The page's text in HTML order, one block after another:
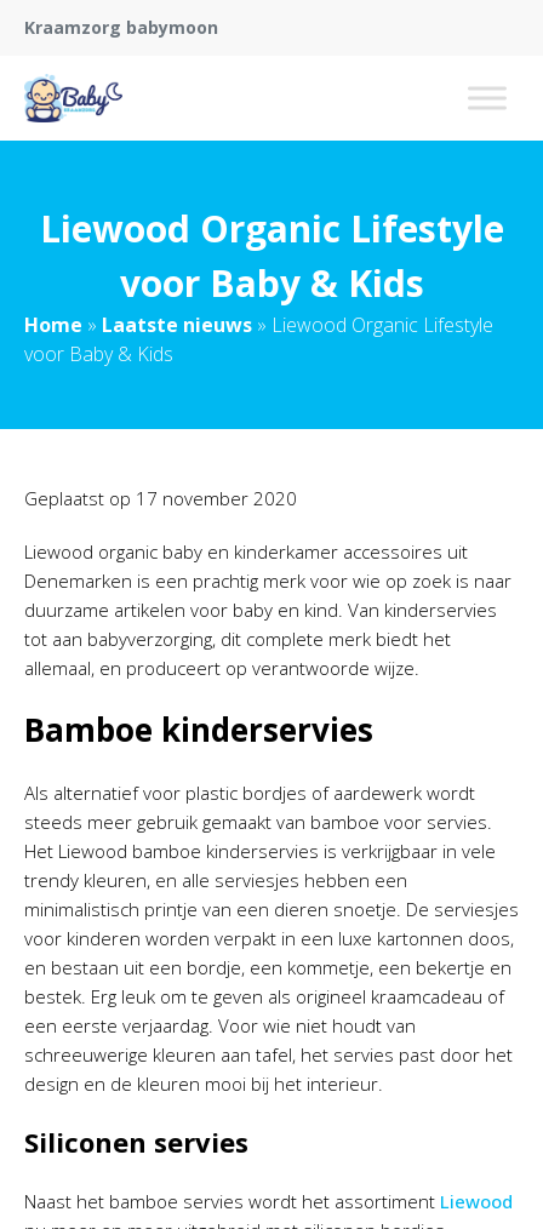
Kraamzorg babymoon
Liewood Organic Lifestyle
voor Baby & Kids
Home » Laatste nieuws » Liewood Organic Lifestyle
voor Baby & Kids
Geplaatst op 17 november 2020
Liewood organic baby en kinderkamer accessoires uit
Denemarken is een prachtig merk voor wie op zoek is naar
duurzame artikelen voor baby en kind. Van kinderservies
tot aan babyverzorging, dit complete merk biedt het
allemaal, en produceert op verantwoorde wijze.
Bamboe kinderservies
Als alternatief voor plastic bordjes of aardewerk wordt
steeds meer gebruik gemaakt van bamboe voor servies.
Het Liewood bamboe kinderservies is verkrijgbaar in vele
trendy kleuren, en alle serviesjes hebben een
minimalistisch printje van een dieren snoetje. De serviesjes
voor kinderen worden verpakt in een luxe kartonnen doos,
en bestaan uit een bordje, een kommetje, een bekertje en
bestek. Erg leuk om te geven als origineel kraamcadeau of
een eerste verjaardag. Voor wie niet houdt van
schreeuwerige kleuren aan tafel, het servies past door het
design en de kleuren mooi bij het interieur.
Siliconen servies
Naast het bamboe servies wordt het assortiment Liewood